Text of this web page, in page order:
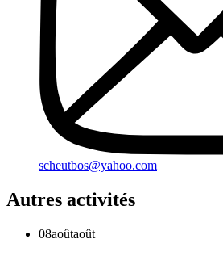
scheutbos@yahoo.com
Autres activités
08aoûtaoût